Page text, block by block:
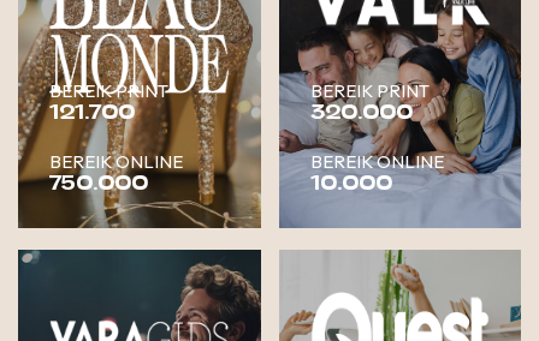
BEREIK PRINT
121.700
BEREIK ONLINE
750.000
BEREIK PRINT
320.000
BEREIK ONLINE
10.000